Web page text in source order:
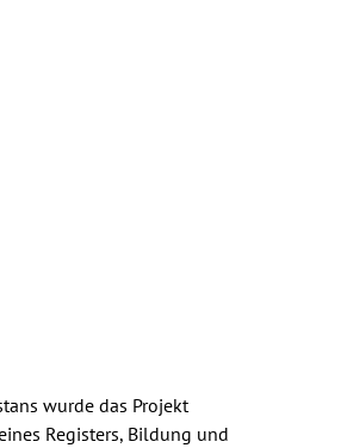
wurde das Projekt
Registers, Bildung und